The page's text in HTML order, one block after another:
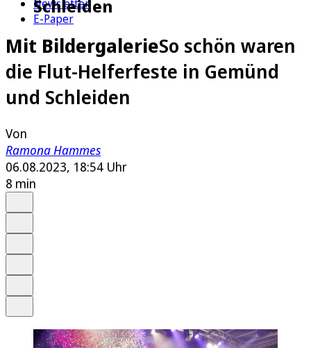
Newsletter
E-Paper
Schleiden
Mit BildergalerieSo schön waren
die Flut-Helferfeste in Gemünd
und Schleiden
Von
Ramona Hammes
06.08.2023, 18:54 Uhr
8 min